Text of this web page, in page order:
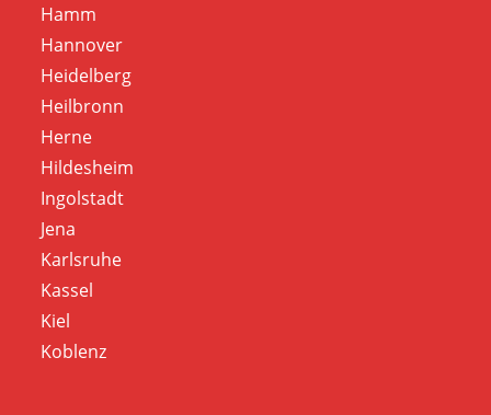
Hamm
Hannover
Heidelberg
Heilbronn
Herne
Hildesheim
Ingolstadt
Jena
Karlsruhe
Kassel
Kiel
Koblenz